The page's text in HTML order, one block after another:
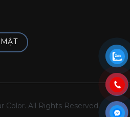
Color. All Rights Reserved